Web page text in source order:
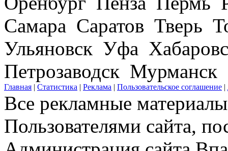
Самара Саратов Тверь
Ульяновск Уфа
Петрозаводск Мурманск
Главная | Статистика | Реклама | Пользовательское соглашение |
Все рекламные
Пользователями сайта,